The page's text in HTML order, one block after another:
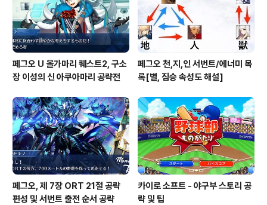
페그오 U 올가마리 퀘스트2, 구소
장 이성의 신 아쿠아마리 공략전
페그오 천,지,인 서번트/에너미 목
록[별, 짐승 속성도 해설]
페그오, 제 7장 ORT 21절 공략
편성 및 서번트 출전 순서 공략
카이로 소프트 - 야구부 스토리 공
략 및 팁